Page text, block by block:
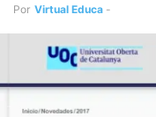
Por Virtual Educa -